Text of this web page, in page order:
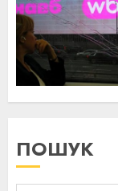
ПОШУК